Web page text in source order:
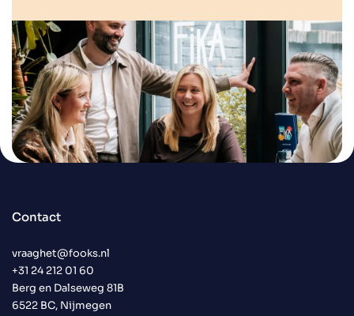
Contact
vraaghet@fooks.nl
+31 24 212 01 60
Berg en Dalseweg 81B
6522 BC, Nijmegen